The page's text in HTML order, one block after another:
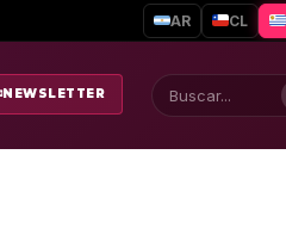
AR CL
NEWSLETTER